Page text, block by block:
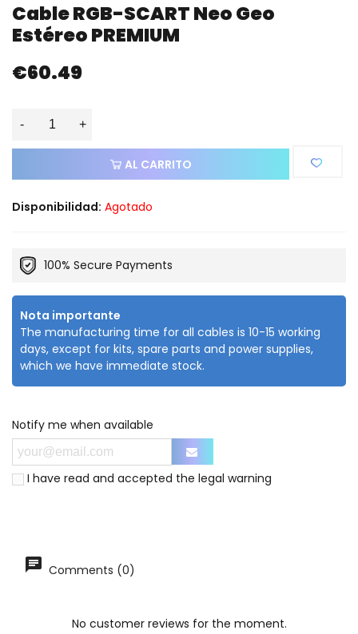
Cable RGB-SCART Neo Geo
Estéreo PREMIUM
€60.49
- +
AL CARRITO
Disponibilidad: Agotado
100% Secure Payments
Nota importante
The manufacturing time for all cables is 10-15 working
days, except for kits, spare parts and power supplies,
which we have immediate stock.
Notify me when available
I have read and accepted the legal warning
Comments (0)
No customer reviews for the moment.